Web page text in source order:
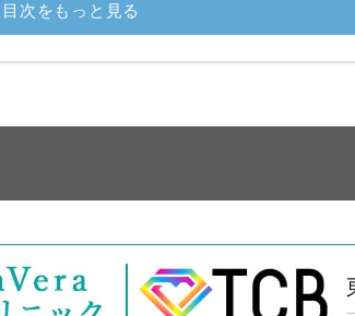
目次をもっと見る